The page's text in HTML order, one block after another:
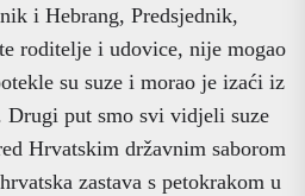
i Hebrang, Predsjednik,
roditelje i udovice, nije mogao
su suze i morao je izaći iz
Drugi put smo svi vidjeli suze
Hrvatskim državnim saborom
zastava s petokrakom u